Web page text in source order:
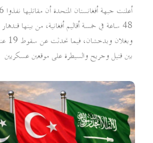
48 ساعة في خمسة أقاليم أفغانية، من بينها
بين قتيل وجريح والسيطرة على موقعين عسكريين